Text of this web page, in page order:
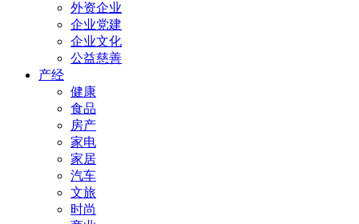
外资企业
企业党建
企业文化
公益慈善
产经
健康
食品
房产
家电
家居
汽车
文旅
时尚